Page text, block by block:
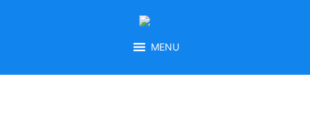
MENU